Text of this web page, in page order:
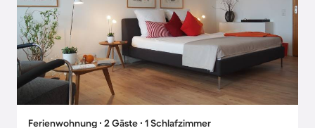
Ferienwohnung ∙ 2 Gäste ∙ 1 Schlafzimmer